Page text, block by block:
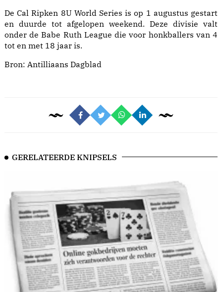
De Cal Ripken 8U World Series is op 1 augustus gestart
en duurde tot afgelopen weekend. Deze divisie valt
onder de Babe Ruth League die voor honkballers van 4
tot en met 18 jaar is.
Bron: Antilliaans Dagblad
GERELATEERDE KNIPSELS